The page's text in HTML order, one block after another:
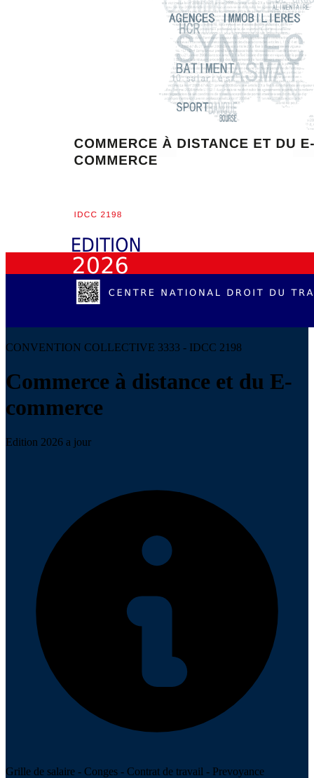
CONVENTION COLLECTIVE 3333 - IDCC 2198
Commerce à distance et du E-
commerce
Edition 2026 a jour
Grille de salaire - Conges - Contrat de travail - Prevoyance